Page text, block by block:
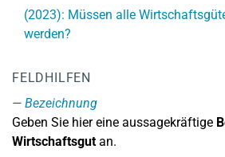
(2023): Müssen alle
werden?
FELDHILFEN
Bezeichnung
Geben Sie hier eine aussagekräftige
Wirtschaftsgutan.